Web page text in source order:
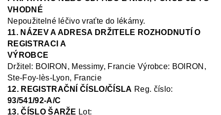
VHODNÉ
Nepoužitelné léčivo vraťte do lékárny.
11. NÁZEV A ADRESA DRŽITELE ROZHODNUTÍ O
REGISTRACI A
VÝROBCE
Držitel : BOIRON, Messimy, Francie Výrobce: BOIRON,
Ste-Foy- lès-Lyon, Francie
12. REGISTRAČNÍ ČÍSLO/ČÍSLA Reg. číslo:
93/541/92-A/C
13. ČÍSLO ŠARŽE Lot: